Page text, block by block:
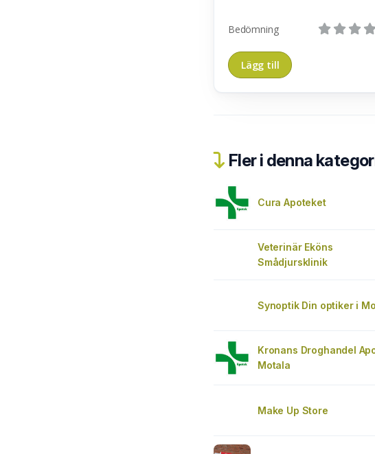
Bedömning
Fler i denna
Cura Apoteket
Veterinär Eköns
Smådjursklinik
Synoptik Din optiker i
Kronans Droghandel
Motala
Make Up Store